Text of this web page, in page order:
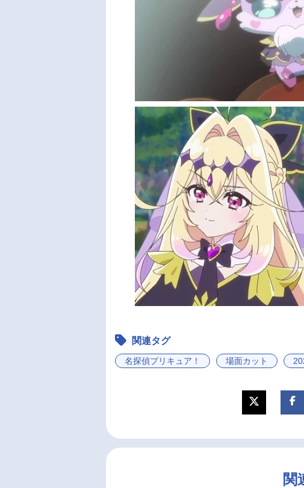
関連タグ
名探偵プリキュア！ 場面カット
関